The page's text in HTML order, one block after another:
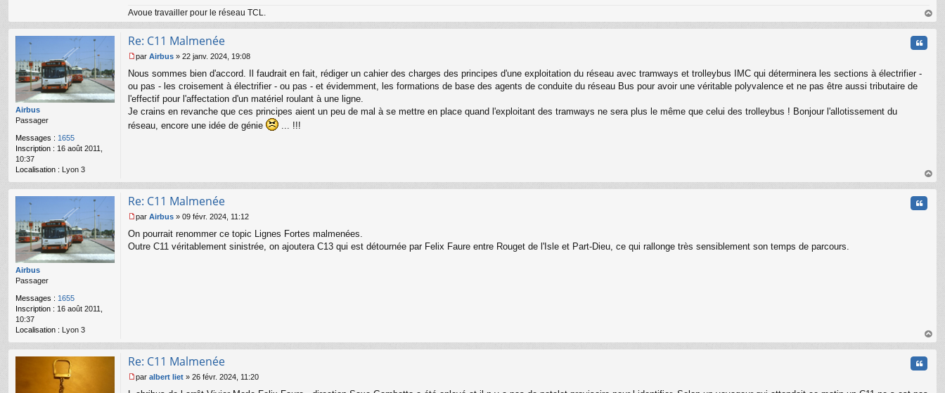
Avoue travailler pour le réseau TCL.
au
Airbus
Passager
Messages : 1655
Inscription : 16 août 2011,
10:37
Localisation : Lyon 3
Re: C11 Malmenée
e
s
s
g
e
par Airbus » 22 janv. 2024, 19:08
Nous sommes bien d'accord. Il faudrait en fait, rédiger un cahier des charges des principes d'une exploitation du réseau avec tramways et trolleybus IMC qui déterminera les sections à électrifier -
ou pas - les croisement à électrifier - ou pas - et évidemment, les formations de base des agents de conduite du réseau Bus pour avoir une véritable polyvalence et ne pas être aussi tributaire de
l'effectif pour l'affectation d'un matériel roulant à une ligne.
Je crains en revanche que ces principes aient un peu de mal à se mettre en place quand l'exploitant des tramways ne sera plus le même que celui des trolleybus ! Bonjour l'allotissement du
réseau, encore une idée de génie
... !!!
au
Airbus
Passager
Messages : 1655
Inscription : 16 août 2011,
10:37
Localisation : Lyon 3
Re: C11 Malmenée
e
s
par Airbus » 09 févr. 2024, 11:12
On pourrait renommer ce topic Lignes Fortes malmenées.
Outre C11 véritablement sinistrée, on ajoutera C13 qui est détournée par Felix Faure entre Rouget de l'Isle et Part-Dieu, ce qui rallonge très sensiblement son temps de parcours.
au
Re: C11 Malmenée
par albert liet » 26 févr. 2024, 11:20